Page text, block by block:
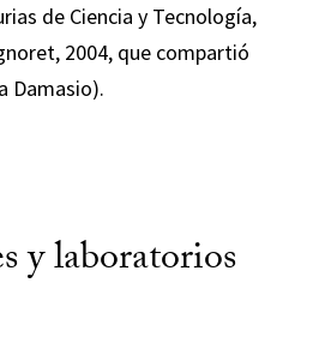
de Ciencia y Tecnología,
2004, que compartió
Damasio).
y laboratorios